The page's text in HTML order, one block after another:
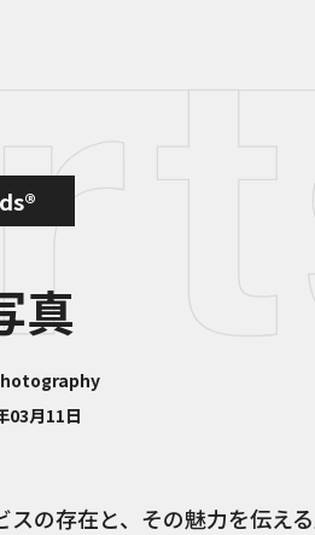
真
03月11日
スの存在と、その魅力を伝え